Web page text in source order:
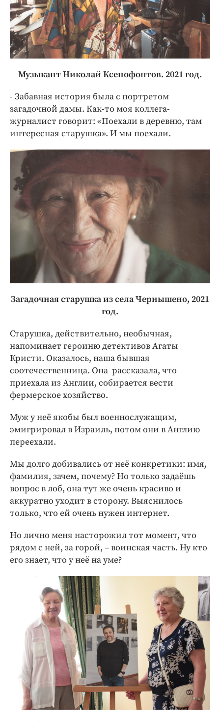
Музыкант Николай Ксенофонтов. 2021 год.
- Забавная история была с портретом
загадочной дамы. Как-то моя коллега-
журналист говорит: «Поехали в деревню, там
интересная старушка». И мы поехали.
Загадочная старушка из села Чернышено, 2021
год.
Старушка, действительно, необычная,
напоминает героиню детективов Агаты
Кристи. Оказалось, наша бывшая
соотечественница. Она рассказала, что
приехала из Англии, собирается вести
фермерское хозяйство.
Муж у неё якобы был военнослужащим,
эмигрировал в Израиль, потом они в Англию
переехали.
Мы долго добивались от неё конкретики: имя,
фамилия, зачем, почему? Но только задаёшь
вопрос в лоб, она тут же очень красиво и
аккуратно уходит в сторону. Выяснилось
только, что ей очень нужен интернет.
Но лично меня насторожил тот момент, что
рядом с ней, за горой, – воинская часть. Ну кто
его знает, что у неё на уме?